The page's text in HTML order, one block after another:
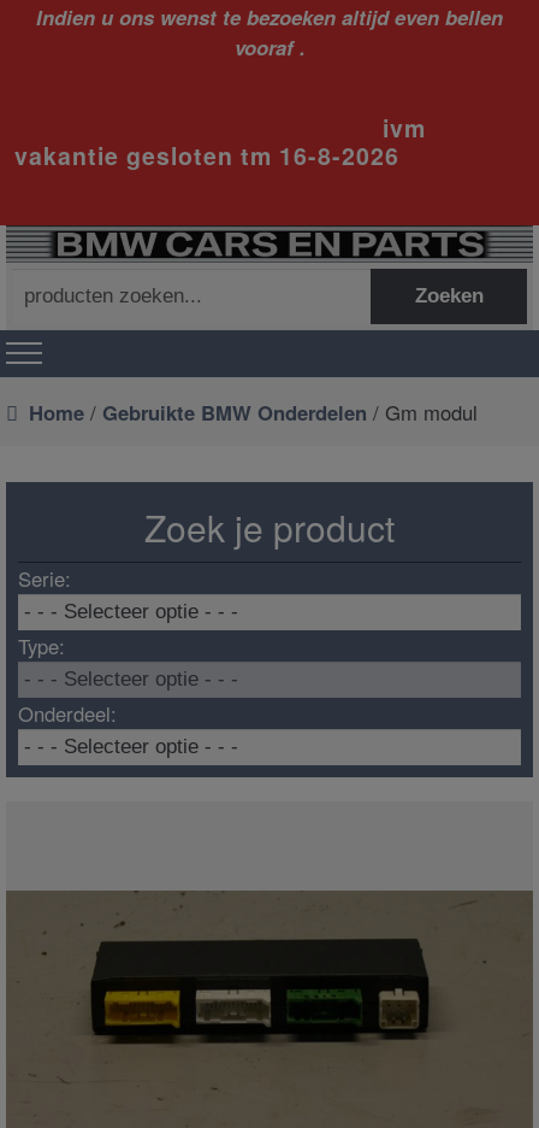
Indien u ons wenst te bezoeken altijd even bellen
vooraf .
ivm
vakantie gesloten tm 16-8-2026
naar:
Zoeken
Home / Gebruikte BMW Onderdelen / Gm modul
Zoek je product
Serie:
Type:
Onderdeel: